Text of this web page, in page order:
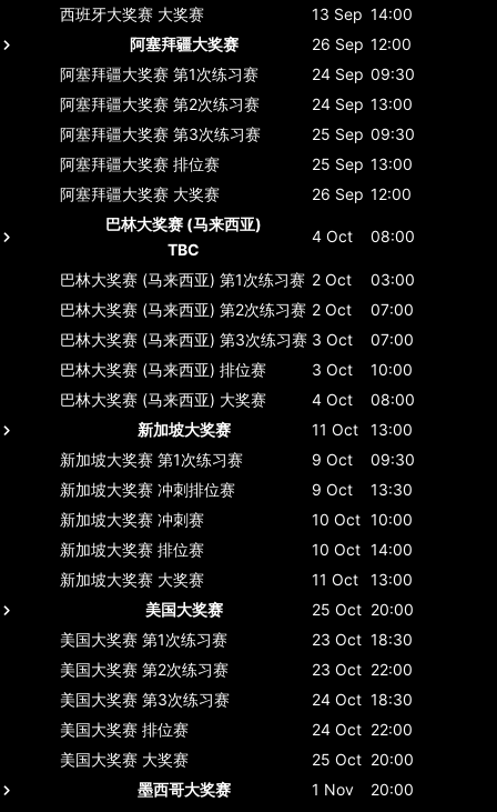
西班牙大奖赛 大奖赛 13 Sep 14:00
阿塞拜疆大奖赛
26 Sep 12:00
阿塞拜疆大奖赛 第1次练习赛 24 Sep 09:30
阿塞拜疆大奖赛 第2次练习赛 24 Sep 13:00
阿塞拜疆大奖赛 第3次练习赛 25 Sep 09:30
阿塞拜疆大奖赛 排位赛 25 Sep 13:00
阿塞拜疆大奖赛 大奖赛 26 Sep 12:00
巴林大奖赛 (马来西亚)
TBC
4 Oct 08:00
巴林大奖赛 (马来西亚) 第1次练习赛 2 Oct
03:00
巴林大奖赛 (马来西亚) 第2次练习赛 2 Oct
07:00
巴林大奖赛 (马来西亚) 第3次练习赛 3 Oct
07:00
巴林大奖赛 (马来西亚) 排位赛 3 Oct
10:00
巴林大奖赛 (马来西亚) 大奖赛 4 Oct
08:00
新加坡大奖赛
11 Oct
13:00
新加坡大奖赛 第1次练习赛 9 Oct
09:30
新加坡大奖赛 冲刺排位赛 9 Oct
13:30
新加坡大奖赛 冲刺赛 10 Oct 10:00
新加坡大奖赛 排位赛 10 Oct 14:00
新加坡大奖赛 大奖赛 11 Oct
13:00
美国大奖赛
25 Oct 20:00
美国大奖赛 第1次练习赛 23 Oct 18:30
美国大奖赛 第2次练习赛 23 Oct 22:00
美国大奖赛 第3次练习赛 24 Oct 18:30
美国大奖赛 排位赛 24 Oct 22:00
美国大奖赛 大奖赛 25 Oct 20:00
墨西哥大奖赛
1 Nov
20:00